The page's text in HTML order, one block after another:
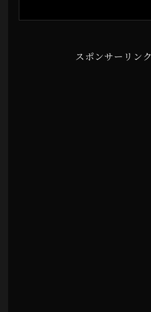
スポンサーリンク